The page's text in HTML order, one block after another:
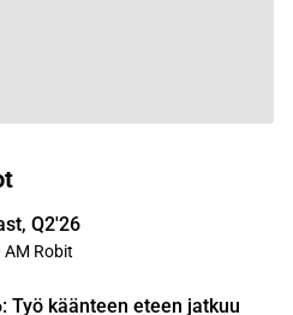
Q2'26
Robit
Työ käänteen eteen jatkuu